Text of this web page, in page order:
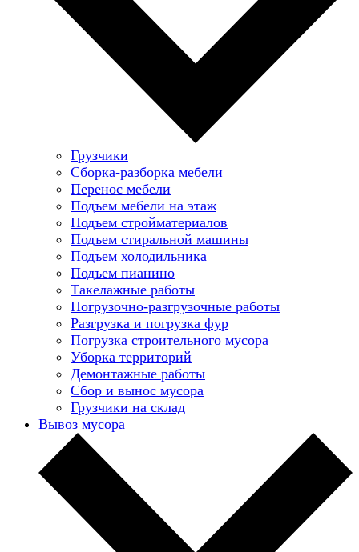
Грузчики
Сборка-разборка мебели
Перенос мебели
Подъем мебели на этаж
Подъем стройматериалов
Подъем стиральной машины
Подъем холодильника
Подъем пианино
Такелажные работы
Погрузочно-разгрузочные работы
Разгрузка и погрузка фур
Погрузка строительного мусора
Уборка территорий
Демонтажные работы
Сбор и вынос мусора
Грузчики на склад
Вывоз мусора